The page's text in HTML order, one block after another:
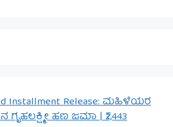
Installment Release: ಮಹಿಳೆಯರ
ಹಣ ಜಮಾ | ₹2,443